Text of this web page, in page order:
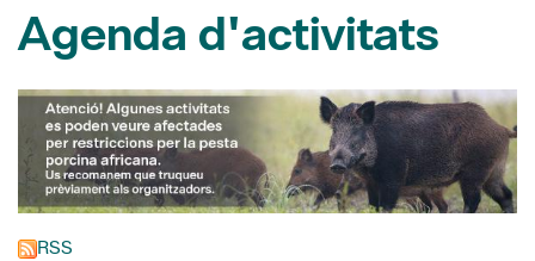
Agenda d'activitats
RSS